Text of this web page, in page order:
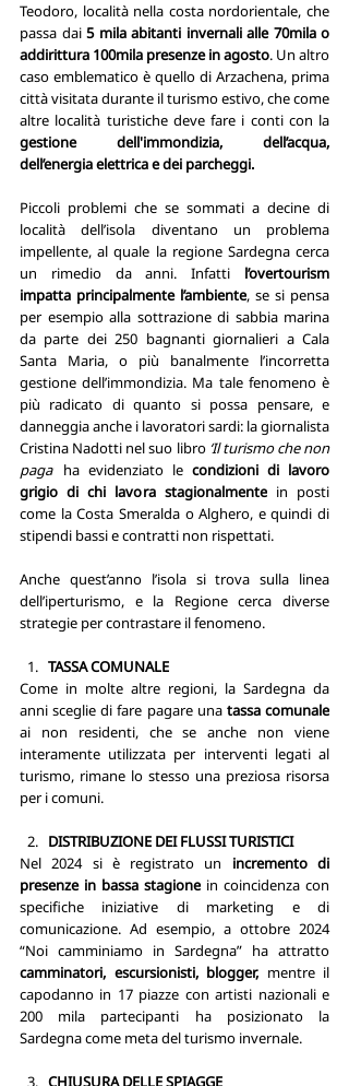
passa dai 5 mila abitanti invernali alle 70mila o
addirittura 100mila presenze in agosto. Un altro
caso emblematico è quello di Arzachena, prima
città visitata durante il turismo estivo, che come
gestione dell'immondizia, dell’acqua,
dell’energia elettrica e dei parcheggi.
Piccoli problemi che se sommati a decine di
località dell’isola diventano un problema
impellente, al quale la regione Sardegna cerca
un rimedio da anni. Infatti l’overtourism
impatta principalmente l’ambiente, se si pensa
per esempio alla sottrazione di sabbia marina
da parte dei 250 bagnanti giornalieri a Cala
Santa Maria, o più banalmente l’incorretta
gestione dell’immondizia. Ma tale fenomeno è
più radicato di quanto si possa pensare, e
danneggia anche i lavoratori sardi: la giornalista
Cristina Nadotti nel suo libro ‘Il turismo che non
paga’ ha evidenziato le condizioni di lavoro
grigio di chi lavora stagionalmente in posti
come la Costa Smeralda o Alghero, e quindi di
stipendi bassi e contratti non rispettati.
Anche quest’anno l’isola si trova sulla linea
dell’iperturismo, e la Regione cerca diverse
strategie per contrastare il fenomeno.
TASSA COMUNALE
Come in molte altre regioni, la Sardegna da
anni sceglie di fare pagare una tassa comunale
ai non residenti, che se anche non viene
interamente utilizzata per interventi legati al
turismo, rimane lo stesso una preziosa risorsa
per i comuni.
DISTRIBUZIONE DEI FLUSSI TURISTICI
Nel 2024 si è registrato un incremento di
presenze in bassa stagione in coincidenza con
specifiche iniziative di marketing e di
comunicazione. Ad esempio, a ottobre 2024
camminatori, escursionisti, blogger, mentre il
capodanno in 17 piazze con artisti nazionali e
200 mila partecipanti ha posizionato la
Sardegna come meta del turismo invernale.
CHIUSURA DELLE SPIAGGE